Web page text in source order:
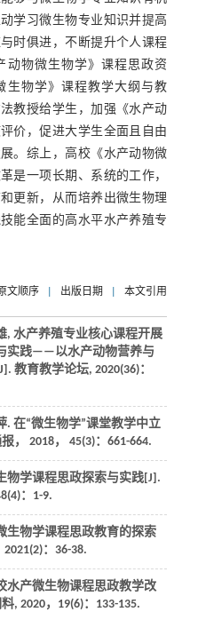
学习微生物专业知识并提高
时俱进，不断提升个人课程
动物微生物学》课程思政资
生物学》课程教学大纲与教
教授给学生，加强《水产动
价，促进大学生全面且自由
。综上，高校《水产动物微
是一项长期、系统的工作，
更新，从而培养出微生物理
能全面的高水平水产养殖专
文顺序 出版日期 本文引用
, 水产养殖专业核心课程开展
实践——以水产动物营养与
教育教学论坛, 2020(36)：
. 在“微生物学”课堂教学中立
， 2018， 45(3)：661-664.
物学课程思政探索与实践[J].
(4)：1-9.
生物学课程思政教育的探索
2021(2)：36-38.
水产微生物课程思政教学改
, 2020， 19(6)：133-135.